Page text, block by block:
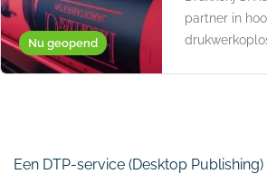
Nu geopend
partner in
Een DTP-service (Desktop Publishing)